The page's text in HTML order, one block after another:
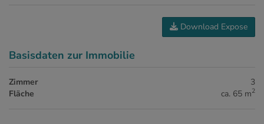
Download Expose
Basisdaten zur Immobilie
Zimmer
3
Fläche
ca. 65 m2